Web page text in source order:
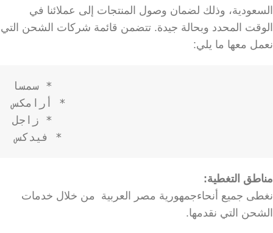
السعودية، وذلك لضمان وصول المنتجات إلى عملائنا في
الوقت المحدد وبحالة جيدة. تتضمن قائمة شركات الشحن التي
نعمل معها ما يلي:
* فيدكس
مناطق التغطية:
نغطى جميع أنحاءجمهورية مصر العربية من خلال خدمات
الشحن التي نقدمها.